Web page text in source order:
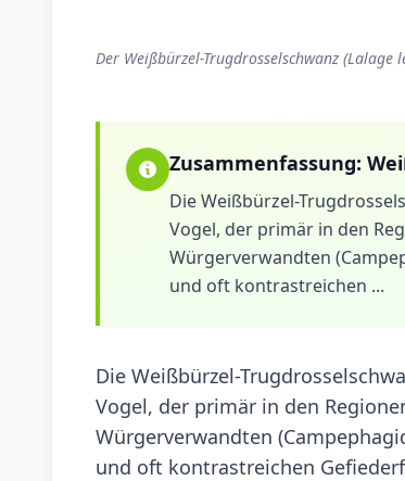
Der Weißbürzel-Trugdrosselschwanz
Zusammenfassung:
Die Weißbürzel-
Vogel, der primär in den
Würgerverwandten
und oft kontrastreichen ...
Die Weißbürzel-
Vogel, der primär in den
Würgerverwandten
und oft kontrastreichen